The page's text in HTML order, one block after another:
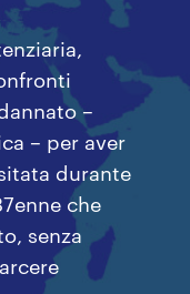
–
– per aver
durante
che
senza